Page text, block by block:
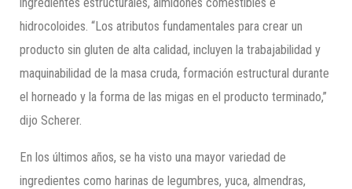
hidrocoloides. “Los atributos fundamentales para crear un
producto sin gluten de alta calidad, incluyen la trabajabilidad y
maquinabilidad de la masa cruda, formación estructural durante
el horneado y la forma de las migas en el producto terminado,”
dijo Scherer.
En los últimos años, se ha visto una mayor variedad de
ingredientes como harinas de legumbres, yuca, almendras,